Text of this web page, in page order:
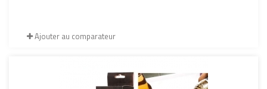
Ajouter au comparateur